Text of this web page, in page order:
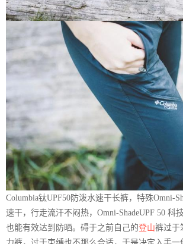
Columbia钛UPF50防泼水速干长裤，特殊Omni-
速干，行走流汗不闷热，Omni-ShadeUPF 50 科
也能有效达到防晒。碍于之前自己的登山裤过于
力裤，过于束缚也不那么合适，于是决定入手一